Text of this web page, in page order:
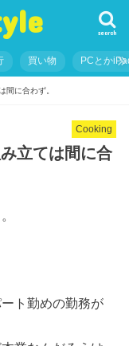
search
買い物 PCとか
間に合わず。
Cooking
立ては間に合
ト勤めの勤務が